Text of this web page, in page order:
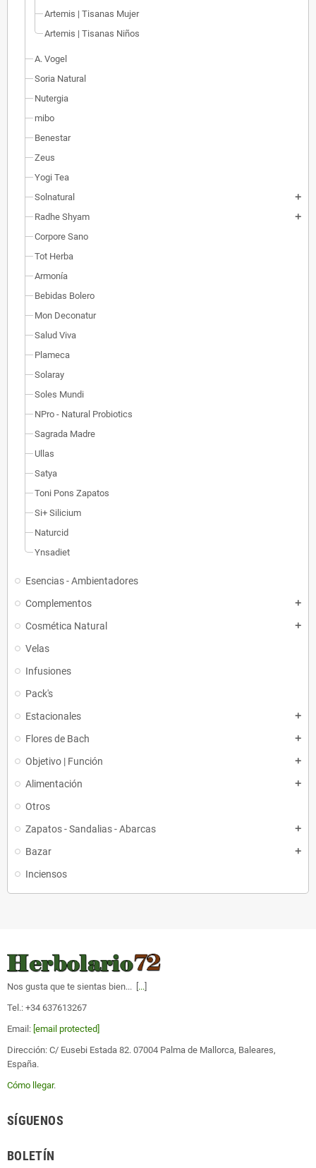
Artemis | Tisanas Mujer
Artemis | Tisanas Niños
A. Vogel
Soria Natural
Nutergia
mibo
Benestar
Zeus
Yogi Tea
Solnatural
add
Radhe Shyam add
Corpore Sano
Tot Herba
Armonía
Bebidas Bolero
Mon Deconatur
Salud Viva
Plameca
Solaray
Soles Mundi
NPro - Natural Probiotics
Sagrada Madre
Ullas
Satya
Toni Pons Zapatos
Si+ Silicium
Naturcid
Ynsadiet
Esencias - Ambientadores
Complementos
add
Cosmética Natural add
Velas
Infusiones
Pack's
Estacionales
add
Flores de Bach add
Objetivo | Función add
Alimentación add
Otros
Zapatos - Sandalias - Abarcas
add
Bazar add
Inciensos
Nos gusta que te sientas bien... [ ...
Tel.: +34 637613267
Email: [email protected]
Dirección: C/ Eusebi Estada 82. 07004 Palma de Mallorca, Baleares,
España.
Cómo llegar.
SÍGUENOS
BOLETÍN